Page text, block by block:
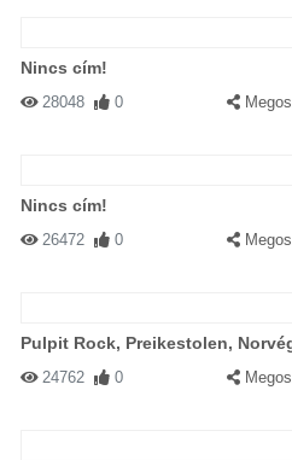
Nincs cím!
28048 0
Nincs cím!
26472 0
Pulpit Rock, Preikestolen,
24762 0